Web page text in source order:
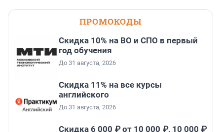
ПРОМОКОДЫ
Скидка 10% на ВО и СПО в первый
год обучения
До 31 августа, 2026
Скидка 11% на все курсы
английского
До 31 августа, 2026
Скидка 6 000 ₽ от 10 000 ₽, 10 000 ₽